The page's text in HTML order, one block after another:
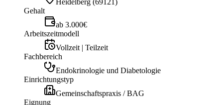
Heidelberg (69121)
Gehalt
ab 3.000€
Arbeitszeitmodell
Vollzeit | Teilzeit
Fachbereich
Endokrinologie und Diabetologie
Einrichtungstyp
Gemeinschaftspraxis / BAG
Eignung